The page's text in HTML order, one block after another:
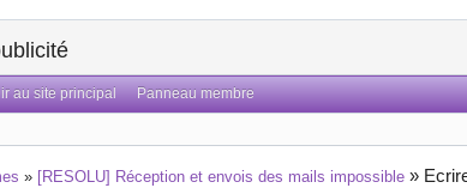
au site principal Panneau membre
» [RESOLU] Réception et envois des mails impossible »